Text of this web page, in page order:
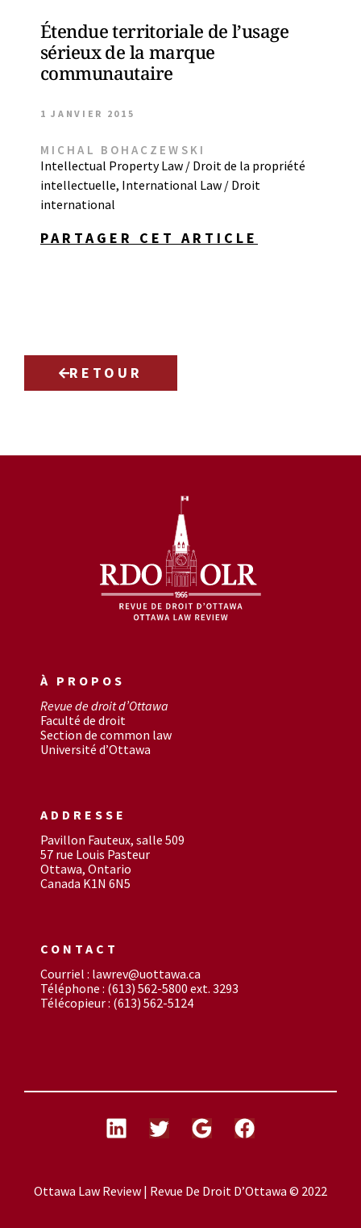
Étendue territoriale de l’usage
sérieux de la marque
communautaire
1 JANVIER 2015
MICHAL BOHACZEWSKI
Intellectual Property Law / Droit de la propriété
intellectuelle, International Law / Droit
international
PARTAGER CET ARTICLE
RETOUR
À PROPOS
Revue de droit d’Ottawa
Faculté de droit
Section de common law
Université d’Ottawa
ADDRESSE
Pavillon Fauteux, salle 509
57 rue Louis Pasteur
Ottawa, Ontario
Canada K1N 6N5
CONTACT
Courriel : lawrev@uottawa.ca
Téléphone : (613) 562-5800 ext. 3293
Télécopieur : (613) 562-5124
Ottawa Law Review | Revue De Droit D’Ottawa © 2022